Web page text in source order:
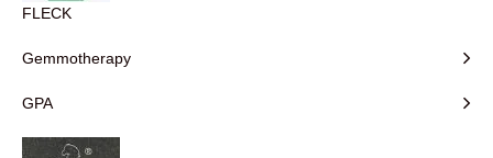
FLECK
Gemmotherapy
GPA